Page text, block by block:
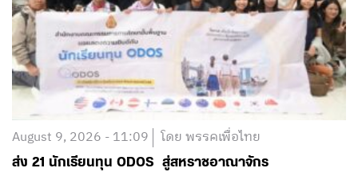
August 9, 2026 - 11:09 โดย พรรคเพื่อไทย
ส่ง 21 นักเรียนทุน ODOS สู่สหราชอาณาจักร